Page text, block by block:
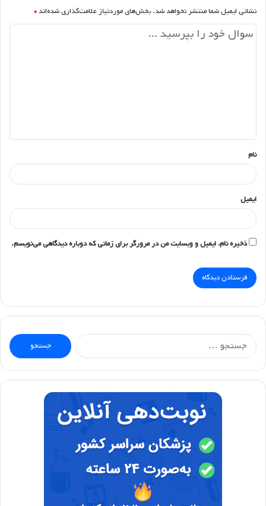
نشانی ایمیل شما منتشر نخواهد شد. بخش‌های موردنیاز علامت‌گذاری شده‌اند *
*
نام
ایمیل
ذخیره نام، ایمیل و وبسایت من در مرورگر برای زمانی که دوباره دیدگاهی می‌نویسم.
جستجو
برای: